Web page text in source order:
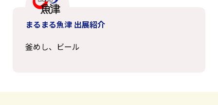
まるまる魚津 出展紹介
釜めし、ビール